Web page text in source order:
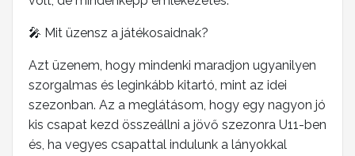
🎤 Mit üzensz a játékosaidnak?
Azt üzenem, hogy mindenki maradjon ugyanilyen
szorgalmas és leginkább kitartó, mint az idei
szezonban. Az a meglátásom, hogy egy nagyon jó
kis csapat kezd összeállni a jövő szezonra U11-ben
és, ha vegyes csapattal indulunk a lányokkal